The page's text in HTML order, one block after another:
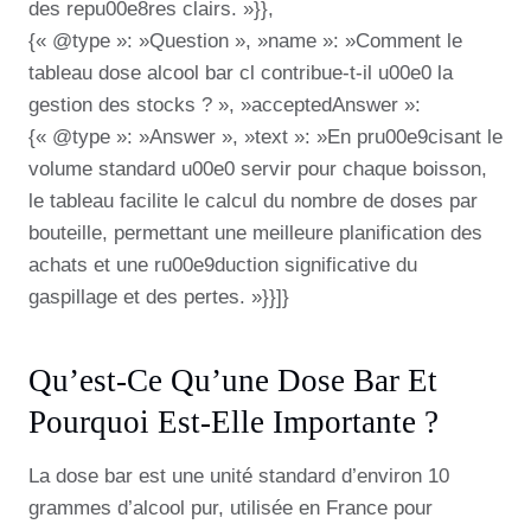
des repu00e8res clairs. »}},
{« @type »: »Question », »name »: »Comment le
tableau dose alcool bar cl contribue-t-il u00e0 la
gestion des stocks ? », »acceptedAnswer »:
{« @type »: »Answer », »text »: »En pru00e9cisant le
volume standard u00e0 servir pour chaque boisson,
le tableau facilite le calcul du nombre de doses par
bouteille, permettant une meilleure planification des
achats et une ru00e9duction significative du
gaspillage et des pertes. »}}]}
Qu’est-Ce Qu’une Dose Bar Et
Pourquoi Est-Elle Importante ?
La dose bar est une unité standard d’environ 10
grammes d’alcool pur, utilisée en France pour